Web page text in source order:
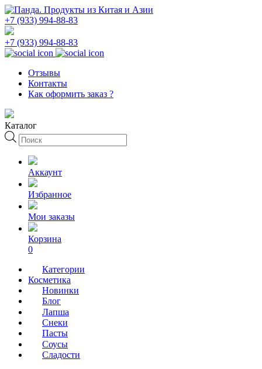
+7 (933) 994-88-83
+7 (933) 994-88-83
Отзывы
Контакты
Как оформить заказ ?
Каталог
Поиск
товаров
Аккаунт
Избранное
Мои заказы
Корзина
0
Категории
Косметика
Новинки
Блог
Лапша
Снеки
Пасты
Соусы
Сладости